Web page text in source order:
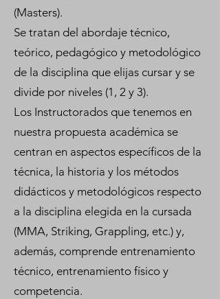
(Masters).
Se tratan del abordaje técnico,
teórico, pedagógico y metodológico
de la disciplina que elijas cursar y se
divide por niveles (1, 2 y 3).
Los Instructorados que tenemos en
nuestra propuesta académica se
centran en aspectos específicos de la
técnica, la historia y los métodos
didácticos y metodológicos respecto
a la disciplina elegida en la cursada
(MMA, Striking, Grappling, etc.) y,
además, comprende entrenamiento
técnico, entrenamiento físico y
competencia.